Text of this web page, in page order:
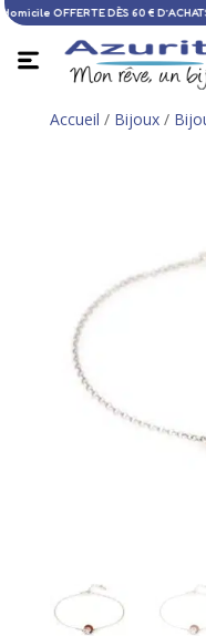
à domicile OFFERTE DÈS 60 €
Accueil / Bijoux/